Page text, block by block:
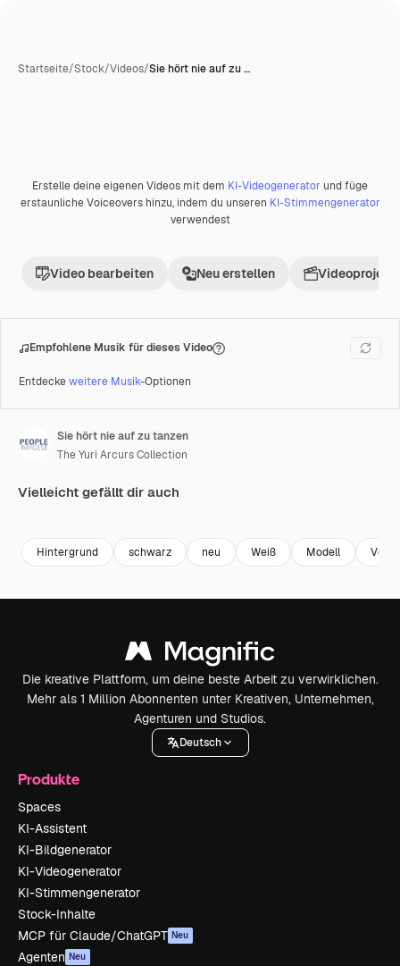
Startseite/Stock/Videos/Sie hört nie auf zu …
Premium
Erstelle deine eigenen Videos mit dem KI-Videogenerator und füge
erstaunliche Voiceovers hinzu, indem du unseren KI-Stimmengenerator
verwendest
Video bearbeiten Neu erstellen Videoprojekt
Empfohlene Musik für dieses Video
Entdeckeweitere Musik-Optionen
Sie hört nie auf zu tanzen
The Yuri Arcurs Collection
Vielleicht gefällt dir auch
Hintergrund schwarz neu Weiß Modell
Die kreative Plattform, um deine beste Arbeit zu verwirklichen.
Mehr als 1 Million Abonnenten unter Kreativen, Unternehmen,
Agenturen und Studios.
Deutsch
Produkte
Spaces
KI-Assistent
KI-Bildgenerator
KI-Videogenerator
KI-Stimmengenerator
Stock-Inhalte
MCP für Claude/ChatGPT Neu
Agenten Neu